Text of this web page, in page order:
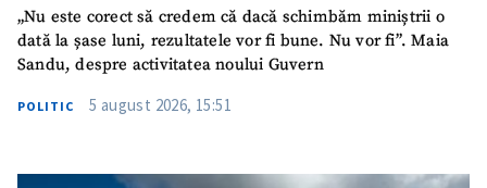
„Nu este corect să credem că dacă schimbăm miniștrii o
dată la șase luni, rezultatele vor fi bune. Nu vor fi”. Maia
Sandu, despre activitatea noului Guvern
POLITIC 5 august 2026, 15:51